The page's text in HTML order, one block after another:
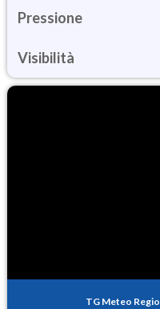
Pressione
Visibilità
TG Meteo